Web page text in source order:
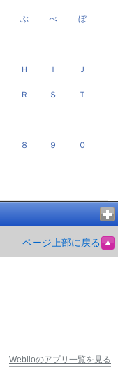
ぶ べ ぼ
Ｈ Ｉ Ｊ
Ｒ Ｓ Ｔ
８ ９ ０
ページ上部に戻る
Weblioのアプリ一覧を見る